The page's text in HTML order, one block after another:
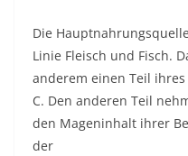
Die
Linie Fleisch und Fisch.
anderem einen Teil
C. Den anderen Teil
den Mageninhalt ihrer
der